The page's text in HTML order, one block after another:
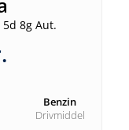
5d 8g Aut.
Benzin
Drivmiddel